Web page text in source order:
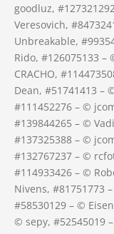
goodluz,
Veresovich,
Unbreakable,
Rido, #126075133 –
CRACHO,
Dean, #51741413 –
#111452276 – ©
#139844265 – ©
#137325388 – ©
#132767237 – ©
#114933426 – ©
Nivens, #81751773
#58530129 – ©
© sepy, #52545019